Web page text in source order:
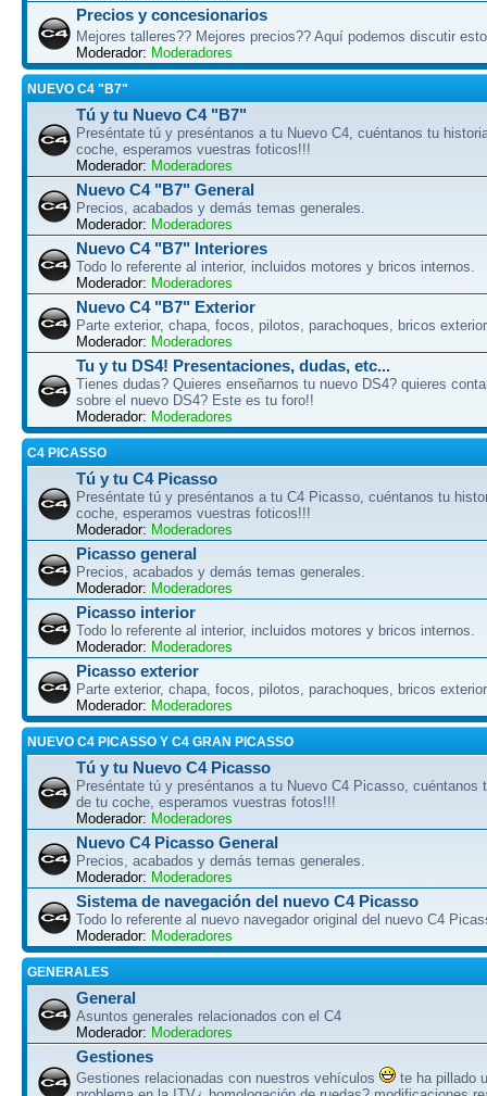
Precios y concesionarios
Mejores talleres?? Mejores precios?? Aquí podemos discutir
Moderador: Moderadores
NUEVO C4 "B7"
Tú y tu Nuevo C4 "B7"
Preséntate tú y preséntanos a tu Nuevo C4, cuéntanos tu
coche, esperamos vuestras foticos!!!
Moderador: Moderadores
Nuevo C4 "B7" General
Precios, acabados y demás temas generales.
Moderador: Moderadores
Nuevo C4 "B7" Interiores
Todo lo referente al interior, incluidos motores y bricos internos.
Moderador: Moderadores
Nuevo C4 "B7" Exterior
Parte exterior, chapa, focos, pilotos, parachoques, bricos
Moderador: Moderadores
Tu y tu DS4! Presentaciones, dudas, etc...
Tienes dudas? Quieres enseñarnos tu nuevo DS4? quieres
sobre el nuevo DS4? Este es tu foro!!
Moderador: Moderadores
C4 PICASSO
Tú y tu C4 Picasso
Preséntate tú y preséntanos a tu C4 Picasso, cuéntanos tu
coche, esperamos vuestras foticos!!!
Moderador: Moderadores
Picasso general
Precios, acabados y demás temas generales.
Moderador: Moderadores
Picasso interior
Todo lo referente al interior, incluidos motores y bricos internos.
Moderador: Moderadores
Picasso exterior
Parte exterior, chapa, focos, pilotos, parachoques, bricos
Moderador: Moderadores
NUEVO C4 PICASSO Y C4 GRAN PICASSO
Tú y tu Nuevo C4 Picasso
Preséntate tú y preséntanos a tu Nuevo C4 Picasso, cuéntanos
de tu coche, esperamos vuestras fotos!!!
Moderador: Moderadores
Nuevo C4 Picasso General
Precios, acabados y demás temas generales.
Moderador: Moderadores
Sistema de navegación del nuevo C4 Picasso
Todo lo referente al nuevo navegador original del nuevo C4
Moderador: Moderadores
GENERALES
General
Asuntos generales relacionados con el C4
Moderador: Moderadores
Gestiones
Gestiones relacionadas con nuestros vehículos
te ha pillado